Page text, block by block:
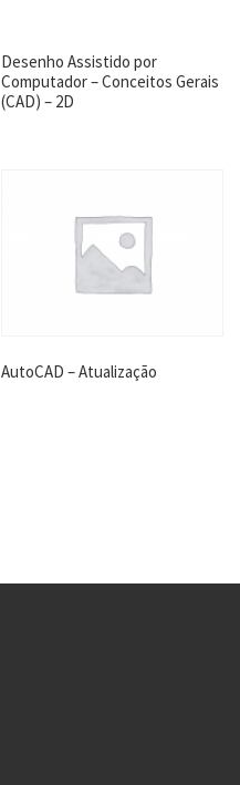
Desenho Assistido por
Computador – Conceitos Gerais
(CAD) – 2D
AutoCAD – Atualização